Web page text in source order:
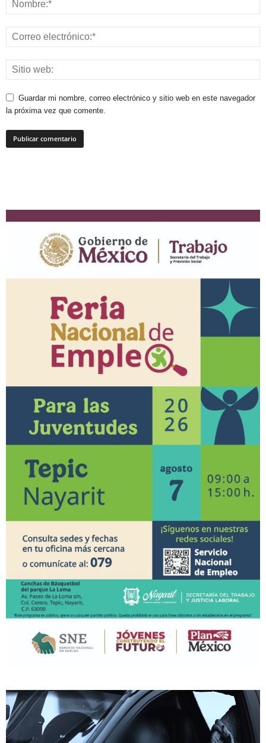
Guardar mi nombre, correo electrónico y sitio web en este navegador
la próxima vez que comente.